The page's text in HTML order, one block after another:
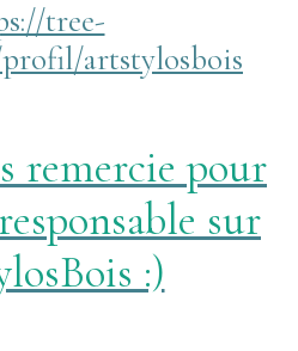
tree-
artstylosbois
remercie pour
sur
:)